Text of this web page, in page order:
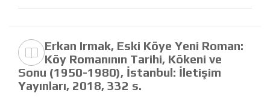
Erkan Irmak, Eski Köye Yeni Roman:
Köy Romanının Tarihi, Kökeni ve
Sonu (1950-1980), İstanbul: İletişim
Yayınları, 2018, 332 s.